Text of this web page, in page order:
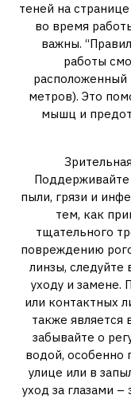
теней на
во время
важны.
работы
расположенный
метров). Это
мышц и
Поддерживайте
пыли, грязи и
тем, как
тщательного
повреждению
линзы,
уходу и замене.
или контактных
также является
забывайте о
водой, особенно
улице или в
уход за глазами